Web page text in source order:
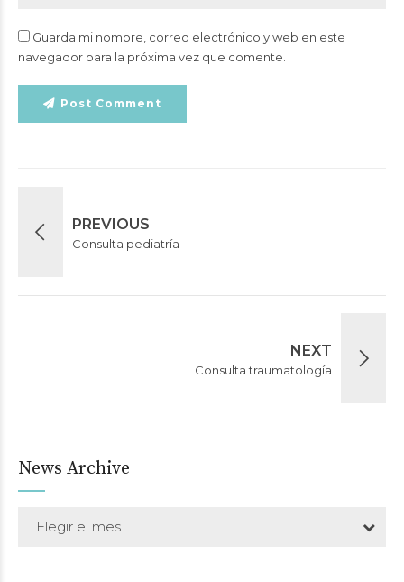
Guarda mi nombre, correo electrónico y web en este
navegador para la próxima vez que comente.
Post Comment
PREVIOUS
Consulta pediatría
NEXT
Consulta traumatología
News Archive
Elegir el mes